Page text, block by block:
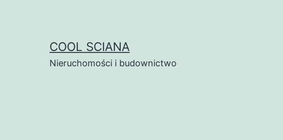
COOL SCIANA
Nieruchomości i budownictwo